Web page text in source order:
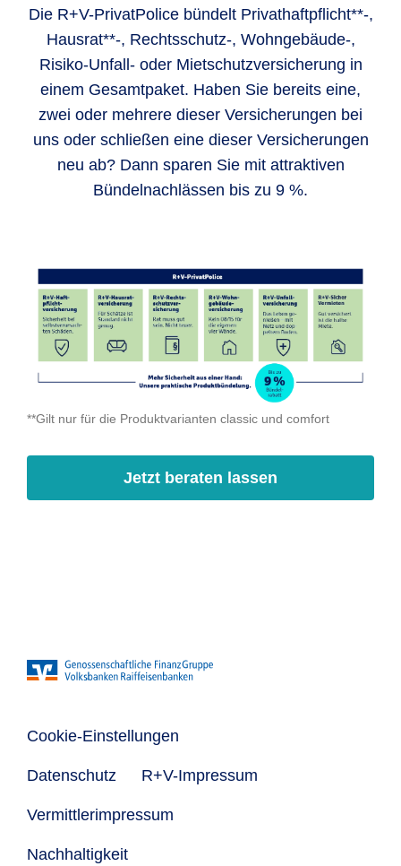
Die R+V-PrivatPolice bündelt Privathaftpflicht**-,
Hausrat**-, Rechtsschutz-, Wohngebäude-,
Risiko-Unfall- oder Mietschutzversicherung in
einem Gesamtpaket. Haben Sie bereits eine,
zwei oder mehrere dieser Versicherungen bei
uns oder schließen eine dieser Versicherungen
neu ab? Dann sparen Sie mit attraktiven
Bündelnachlässen bis zu 9 %.
**Gilt nur für die Produktvarianten classic und comfort
Jetzt beraten lassen
Cookie-Einstellungen
Datenschutz R+V-Impressum
Vermittlerimpressum
Nachhaltigkeit